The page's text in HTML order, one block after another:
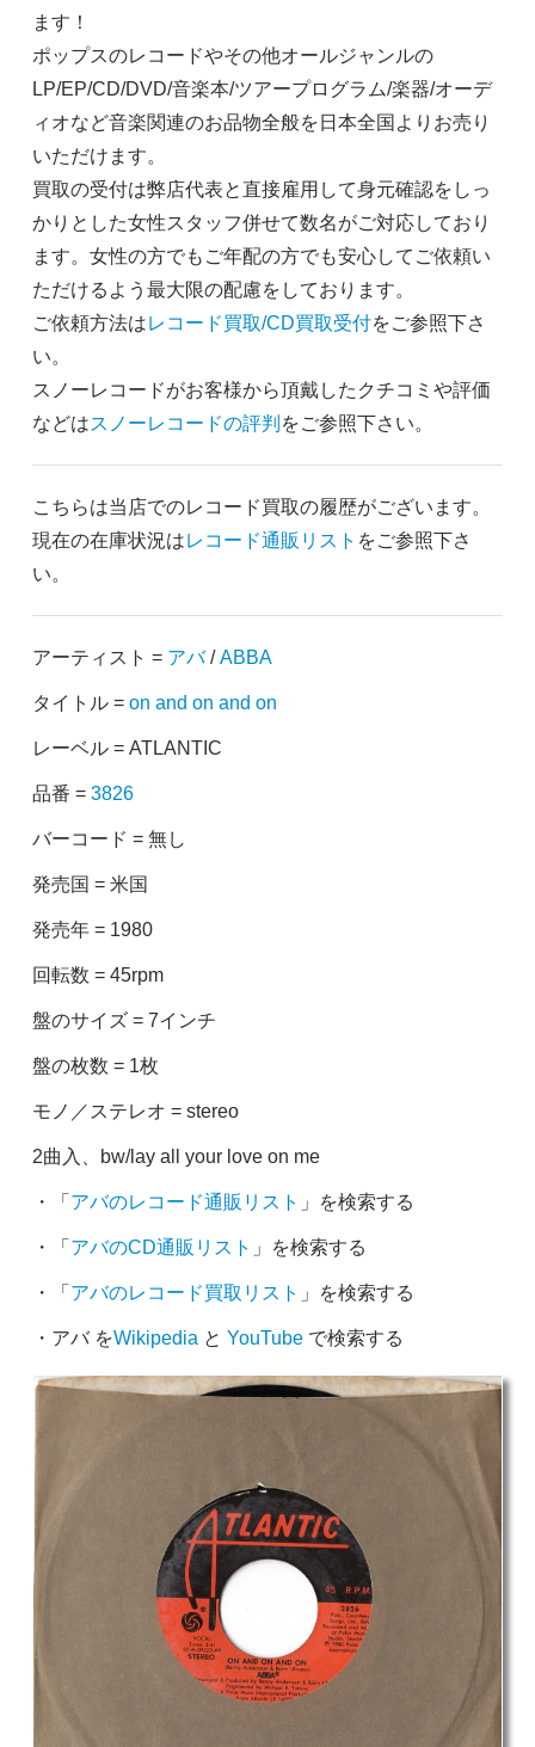
ます！
ポップスのレコードやその他オールジャンルの
LP/EP/CD/DVD/音楽本/ツアープログラム/楽器/オーデ
ィオなど音楽関連のお品物全般を日本全国よりお売り
いただけます。
買取の受付は弊店代表と直接雇用して身元確認をしっ
かりとした女性スタッフ併せて数名がご対応しており
ます。女性の方でもご年配の方でも安心してご依頼い
ただけるよう最大限の配慮をしております。
ご依頼方法はレコード買取/CD買取受付をご参照下さ
い。
スノーレコードがお客様から頂戴したクチコミや評価
などはスノーレコードの評判 をご参照下さい。
こちらは当店でのレコード買取の履歴がございます。
現在の在庫状況はレコード通販リスト をご参照下さ
い。
アーティスト = アバ/ABBA
タイトル = on and on and on
レーベル = ATLANTIC
品番 = 3826
バーコード = 無し
発売国 = 米国
発売年 = 1980
回転数 = 45rpm
盤のサイズ = 7インチ
盤の枚数 = 1枚
モノ／ステレオ = stereo
2曲入、bw/lay all your love on me
・「 アバのレコード通販リスト 」を検索する
・「 アバのCD通販リスト 」を検索する
・「 アバのレコード買取リスト 」を検索する
・アバ をWikipedia と YouTubeで検索する